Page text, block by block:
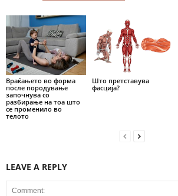
Враќањето во форма
после породување
започнува со
разбирање на тоа што
се променило во
телото
Што претставува
фасција?
LEAVE A REPLY